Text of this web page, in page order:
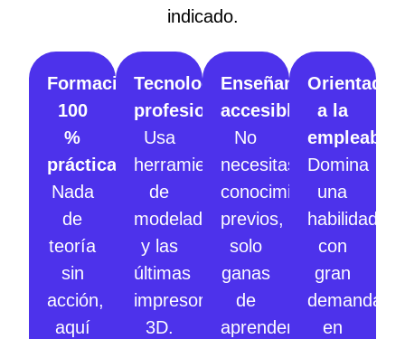
indicado.
Formación
100
%
práctica:
Nada
de
teoría
sin
acción,
aquí
Tecnología
profesional:
Usa
herramientas
de
modelado
y las
últimas
impresoras
3D.
Enseñanza
accesible:
No
necesitas
conocimientos
previos,
solo
ganas
de
aprender.
Orientado
a la
Domina
una
habilidad
con
gran
demanda
en